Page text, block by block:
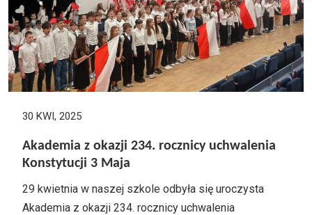
30 KWI, 2025
Akademia z okazji 234. rocznicy uchwalenia
Konstytucji 3 Maja
29 kwietnia w naszej szkole odbyła się uroczysta
Akademia z okazji 234. rocznicy uchwalenia